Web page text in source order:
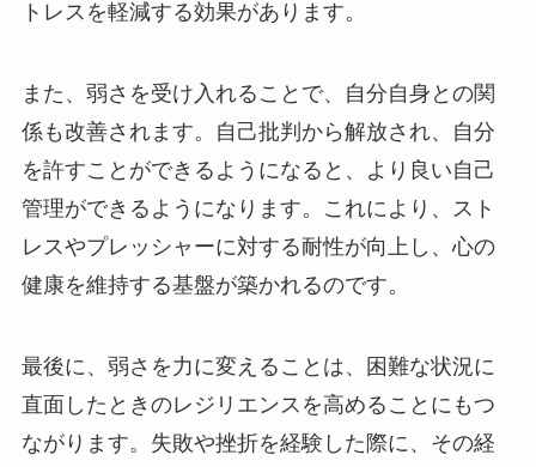
トレスを軽減する効果があります。
また、弱さを受け入れることで、自分自身との関
係も改善されます。自己批判から解放され、自分
を許すことができるようになると、より良い自己
管理ができるようになります。これにより、スト
レスやプレッシャーに対する耐性が向上し、心の
健康を維持する基盤が築かれるのです。
最後に、弱さを力に変えることは、困難な状況に
直面したときのレジリエンスを高めることにもつ
ながります。失敗や挫折を経験した際に、その経